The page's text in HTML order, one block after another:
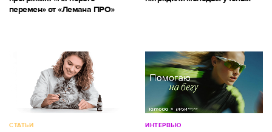
перемен» от «Лемана ПРО»
СТАТЬИ ИНТЕРВЬЮ